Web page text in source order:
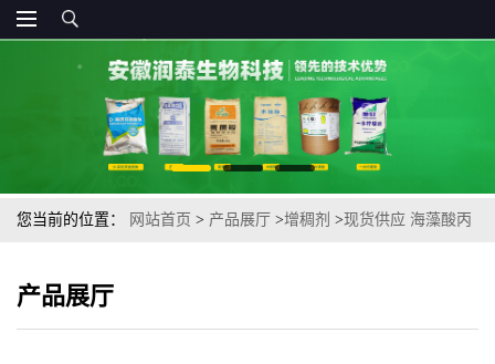
您当前的位置： 网站首页 > 产品展厅 >增稠剂 >现货供应 海藻酸丙
产品展厅